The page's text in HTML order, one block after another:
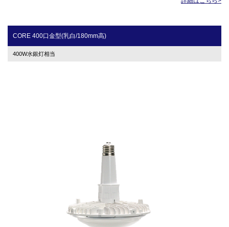
CORE 400口金型(乳白/180mm高)
400W水銀灯相当